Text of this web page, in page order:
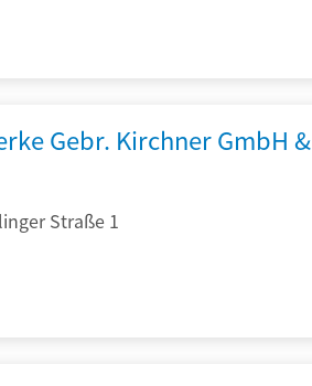
Gebr. Kirchner GmbH &
Straße 1